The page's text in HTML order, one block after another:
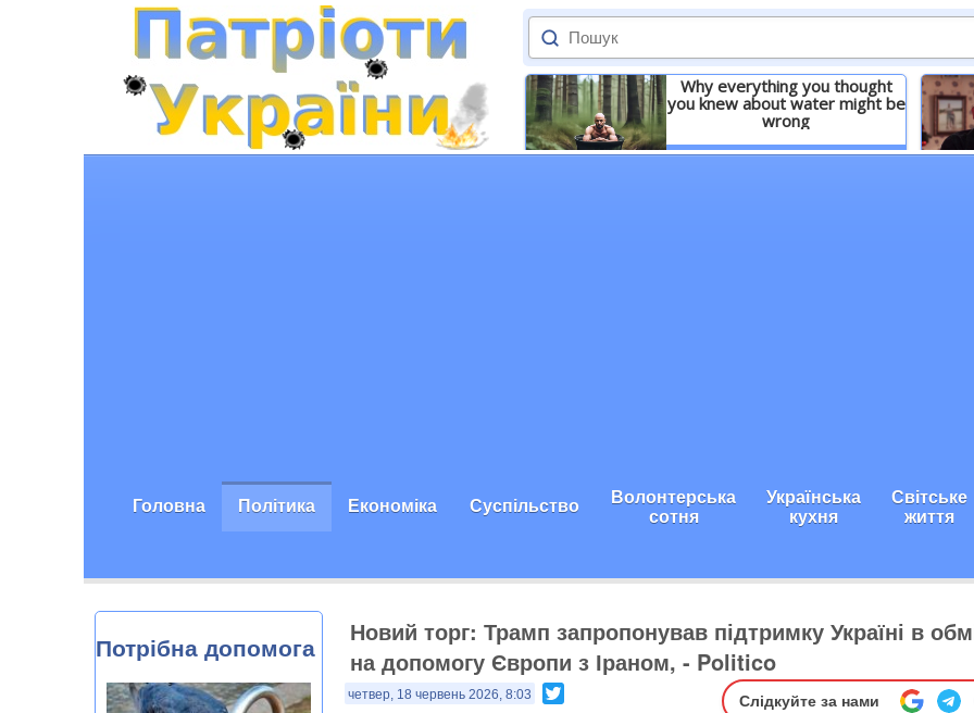
Why everything you thought
you knew about water might be
wrong
Детальніше
Головна Політика Економіка Суспільство Волонтерська
сотня
Українська
кухня
Світське
життя
Потрібна допомога
Новий торг: Трамп запропонував підтримку Україні в
на допомогу Європи з Іраном, - Politico
четвер, 18 червень 2026, 8:03 Слідкуйте за нами